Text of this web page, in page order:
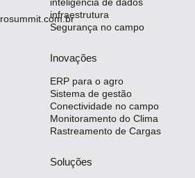
infraestrutura
Segurança no campo
Inovações
ERP para o agro
Sistema de gestão
Conectividade no campo
Monitoramento do Clima
Rastreamento de Cargas
Soluções